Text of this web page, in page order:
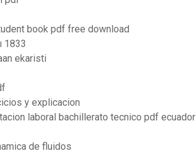
book pdf free download
1833
ekaristi
y explicacion
laboral bachillerato tecnico pdf ecuador
de fluidos